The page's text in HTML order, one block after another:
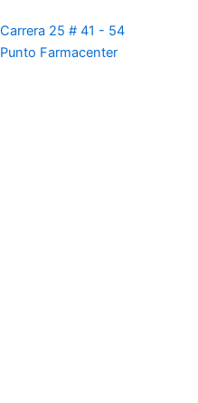
Carrera 25 # 41 - 54
Punto Farmacenter